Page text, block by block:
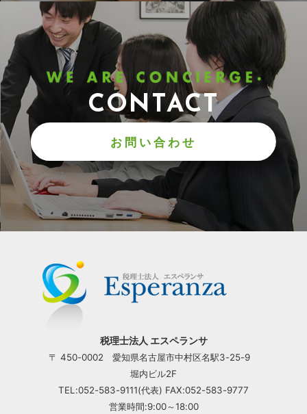
CONTACT
お問い合わせ
税理士法人 エスペランサ
〒 450-0002 愛知県名古屋市中村区名駅3-25-9
堀内ビル2F
TEL:052-583-9111(代表) FAX:052-583-9777
営業時間:9:00～18:00